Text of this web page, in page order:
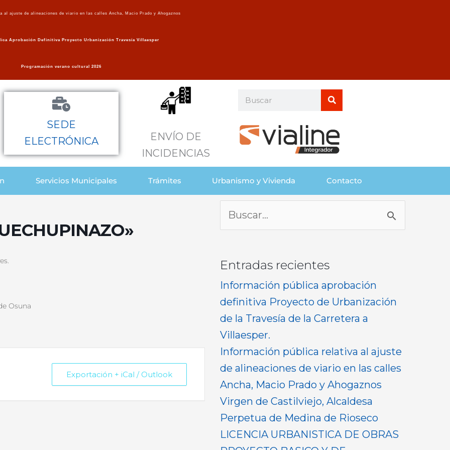
al ajuste de alineaciones de viario en las calles Ancha, Macio Prado y Ahogaznos
Aprobación Definitiva Proyecto Urbanización Travesía Villaesper
Programación verano cultural 2026
SEDE
ELECTRÓNICA
ENVÍO DE
INCIDENCIAS
Buscar Buscar
Servicios Municipales Trámites Urbanismo y Vivienda Contacto
Osuna
Exportación + iCal / Outlook
Buscar
por:
Entradas recientes
Información pública aprobación
definitiva Proyecto de Urbanización
de la Travesía de la Carretera a
Villaesper.
Información pública relativa al ajuste
de alineaciones de viario en las calles
Ancha, Macio Prado y Ahogaznos
Virgen de Castilviejo, Alcaldesa
Perpetua de Medina de Rioseco
LICENCIA URBANISTICA DE OBRAS